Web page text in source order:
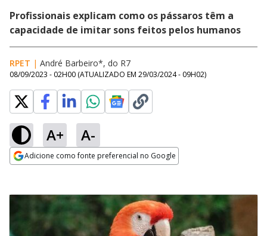
Profissionais explicam como os pássaros têm a
capacidade de imitar sons feitos pelos humanos
RPET | André Barbeiro*, do R7
08/09/2023 - 02H00 (ATUALIZADO EM 29/03/2024 - 09H02)
A+ A-
Adicione como fonte preferencial no Google